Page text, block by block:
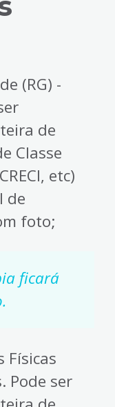
(RG) -
de
Classe
etc)
de
foto;
ficará
Físicas
Pode ser